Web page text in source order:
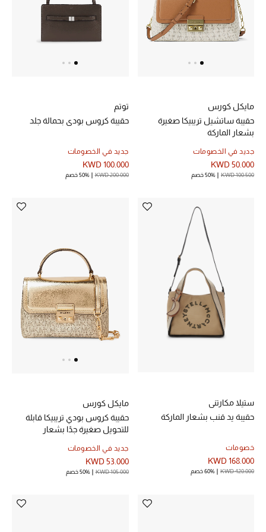
خصم حتى 70%
ما وصلنا حديثاً
الموسم الجديد
الحقائب النسائية
أحذية النسائية
نسوقوا أحدث ما وصلنا
مايكل كورس
حقيبة ساتشيل تريبيكا صغيرة
بشعار الماركة
جديد في الخصومات
KWD 50.000
KWD 100.500 50% خصم
توتم
حقيبة كروس بودي بحمالة جلد
جديد في الخصومات
KWD 100.000
KWD 200.000 50% خصم
ستيلا مكارتني
حقيبة يد قنب بشعار الماركة
خصومات
KWD 168.000
KWD 420.000 60% خصم
مايكل كورس
حقيبة كروس بودي تريبيكا قابلة
للتحويل صغيرة جدًا بشعار
جديد في الخصومات
KWD 53.000
KWD 105.000 50% خصم